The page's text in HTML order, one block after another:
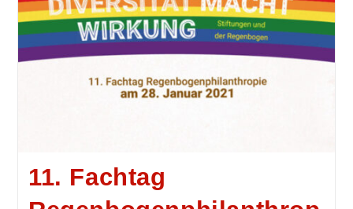
11. Fachtag